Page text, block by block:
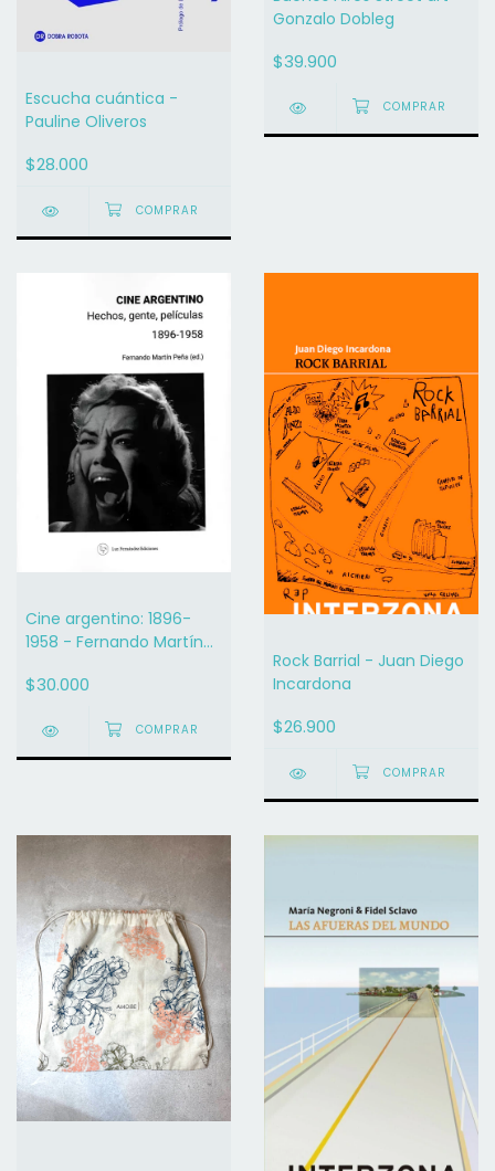
Escucha cuántica -
Pauline Oliveros
$28.000
Gonzalo Dobleg
$39.900
Cine argentino: 1896-
1958 - Fernando Martín
$30.000
Rock Barrial - Juan Diego
Incardona
$26.900